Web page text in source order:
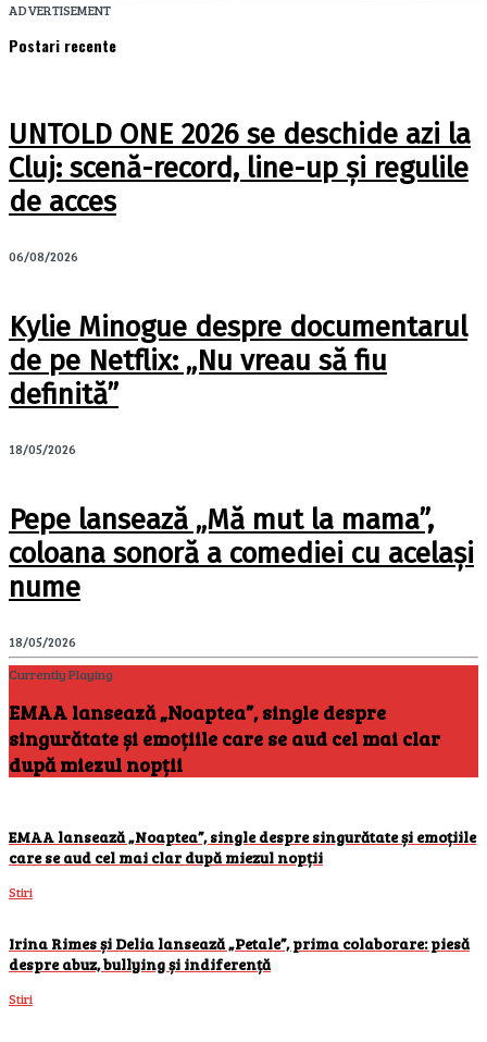
ADVERTISEMENT
Postari recente
UNTOLD ONE 2026 se deschide azi la
Cluj: scenă-record, line-up și regulile
de acces
06/08/2026
Kylie Minogue despre documentarul
de pe Netflix: „Nu vreau să fiu
definită”
18/05/2026
Pepe lansează „Mă mut la mama”,
coloana sonoră a comediei cu același
nume
18/05/2026
Currently Playing
EMAA lansează „Noaptea”, single despre
singurătate și emoțiile care se aud cel mai clar
după miezul nopții
EMAA lansează „Noaptea”, single despre singurătate și emoțiile
care se aud cel mai clar după miezul nopții
Stiri
Irina Rimes și Delia lansează „Petale”, prima colaborare: piesă
despre abuz, bullying și indiferență
Stiri